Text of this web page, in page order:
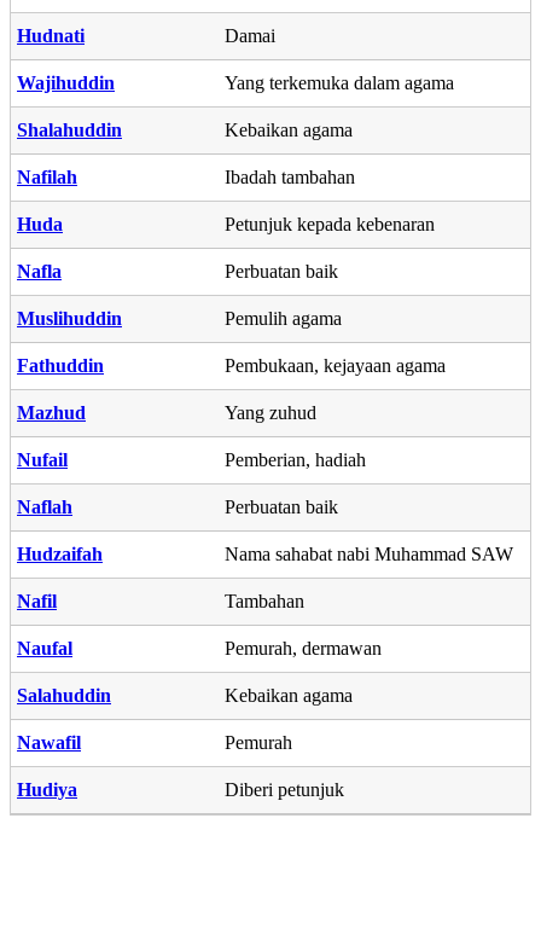
Hudnati Damai
Wajihuddin Yang terkemuka dalam agama
Shalahuddin Kebaikan agama
Nafilah Ibadah tambahan
Huda Petunjuk kepada kebenaran
Nafla Perbuatan baik
Muslihuddin Pemulih agama
Fathuddin Pembukaan, kejayaan agama
Mazhud Yang zuhud
Nufail Pemberian, hadiah
Naflah Perbuatan baik
Hudzaifah Nama sahabat nabi Muhammad SAW
Nafil Tambahan
Naufal Pemurah, dermawan
Salahuddin Kebaikan agama
Nawafil Pemurah
Hudiya Diberi petunjuk